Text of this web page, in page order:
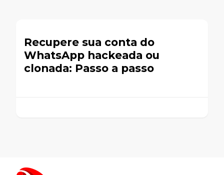
Recupere sua conta do
WhatsApp hackeada ou
clonada: Passo a passo